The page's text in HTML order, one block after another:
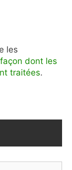
les
dont les
traitées.